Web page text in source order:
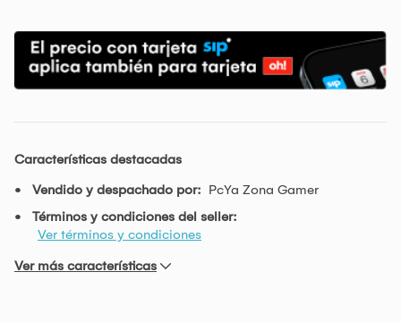
Características destacadas
Vendido y despachado por: PcYa Zona Gamer
Términos y condiciones del seller:
Ver términos y condiciones
Ver más características